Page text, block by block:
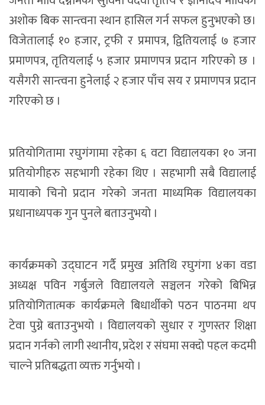
अशोक बिक सान्त्वना स्थान हासिल गर्न सफल हुनुभएकाे छ।
विजेतालाई १० हजार, ट्रफी र प्रमापत्र, द्वितियलाई ७ हजार
प्रमाणपत्र, तृतियलाई ५ हजार प्रमाणपत्र प्रदान गरिएकाे छ ।
यसैगरी सान्त्वना हुनेलाई २ हजार पाँच सय र प्रमाणपत्र प्रदान
गरिएकाे छ ।
प्रतियोगितामा रघुगंगामा रहेका ६ वटा विद्यालयका १० जना
प्रतियोगीहरु सहभागी रहेका थिए । सहभागी सबै विद्यालाई
मायाको चिनो प्रदान गरेको जनता माध्यमिक विद्यालयका
प्रधानाध्यपक गुन पुनले बताउनुभयो ।
कार्यक्रमको उद्घाटन गर्दै प्रमुख अतिथि रघुगंगा ४का वडा
अध्यक्ष पविन गर्बुजले विद्यालयले सञ्चलन गरेको बिभिन्न
प्रतियोगितात्मक कार्यक्रमले बिधार्थीको पठन पाठनमा थप
टेवा पुग्ने बताउनुभयो । विद्यालयको सुधार र गुणस्तर शिक्षा
प्रदान गर्नको लागी स्थानीय, प्रदेश र संघमा सक्दो पहल कदमी
चाल्ने प्रतिबद्धता व्यक्त गर्नुभयो ।